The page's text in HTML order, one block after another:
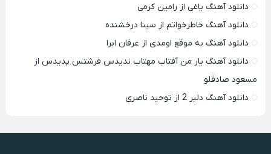
دانلود آهنگ یاغی از رامین کرمی
دانلود آهنگ خاطرخواتم از سینا درخشنده
دانلود آهنگ به موقع اومدی از عرفان ابرا
دانلود آهنگ یار من آفتاب مهتاب ندیدس فرشتس پدیدس از
مسعود صادقلو
دانلود آهنگ دلبر 2 از توحید ناصری